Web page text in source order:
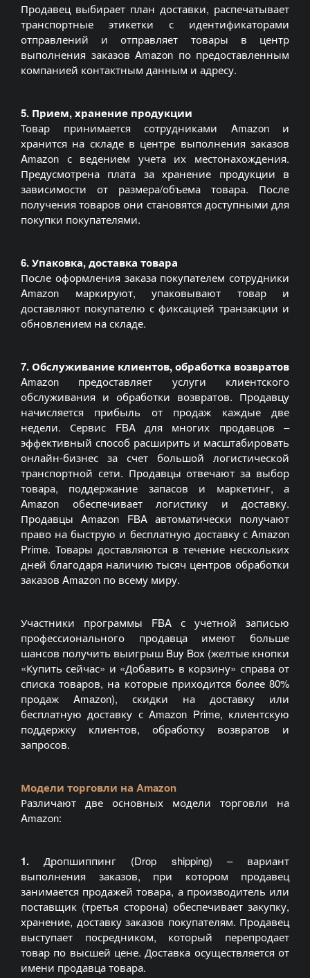
Продавец выбирает план доставки, распечатывает
транспортные этикетки с идентификаторами
отправлений и отправляет товары в центр
выполнения заказов Amazon по предоставленным
компанией контактным данным и адресу.
5. Прием, хранение продукции
Товар принимается сотрудниками Amazon и
хранится на складе в центре выполнения заказов
Amazon с ведением учета их местонахождения.
Предусмотрена плата за хранение продукции в
зависимости от размера/объема товара. После
получения товаров они становятся доступными для
покупки покупателями.
6. Упаковка, доставка товара
После оформления заказа покупателем сотрудники
Amazon маркируют, упаковывают товар и
доставляют покупателю с фиксацией транзакции и
обновлением на складе.
7. Обслуживание клиентов, обработка возвратов
Amazon предоставляет услуги клиентского
обслуживания и обработки возвратов. Продавцу
начисляется прибыль от продаж каждые две
недели. Сервис FBA для многих продавцов –
эффективный способ расширить и масштабировать
онлайн-бизнес за счет большой логистической
транспортной сети. Продавцы отвечают за выбор
товара, поддержание запасов и маркетинг, а
Amazon обеспечивает логистику и доставку.
Продавцы Amazon FBA автоматически получают
право на быструю и бесплатную доставку с Amazon
Prime. Товары доставляются в течение нескольких
дней благодаря наличию тысяч центров обработки
заказов Amazon по всему миру.
Участники программы FBA с учетной записью
профессионального продавца имеют больше
шансов получить выигрыш Buy Box (желтые кнопки
«Купить сейчас» и «Добавить в корзину» справа от
списка товаров, на которые приходится более 80%
продаж Amazon), скидки на доставку или
бесплатную доставку с Amazon Prime, клиентскую
поддержку клиентов, обработку возвратов и
запросов.
Модели торговли на Amazon
Различают две основных модели торговли на
Amazon:
1. Дропшиппинг (Drop shipping) – вариант
выполнения заказов, при котором продавец
занимается продажей товара, а производитель или
поставщик (третья сторона) обеспечивает закупку,
хранение, доставку заказов покупателям. Продавец
выступает посредником, который перепродает
товар по высшей цене. Доставка осуществляется от
имени продавца товара.